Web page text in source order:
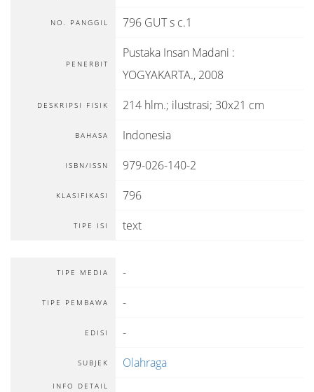
NO. PANGGIL 796 GUT s c.1
PENERBIT
Pustaka Insan Madani :
YOGYAKARTA., 2008
DESKRIPSI FISIK 214 hlm.; ilustrasi; 30x21 cm
BAHASA Indonesia
ISBN/ISSN 979-026-140-2
KLASIFIKASI 796
TIPE ISI text
TIPE MEDIA -
TIPE PEMBAWA -
EDISI -
SUBJEK Olahraga
INFO DETAIL